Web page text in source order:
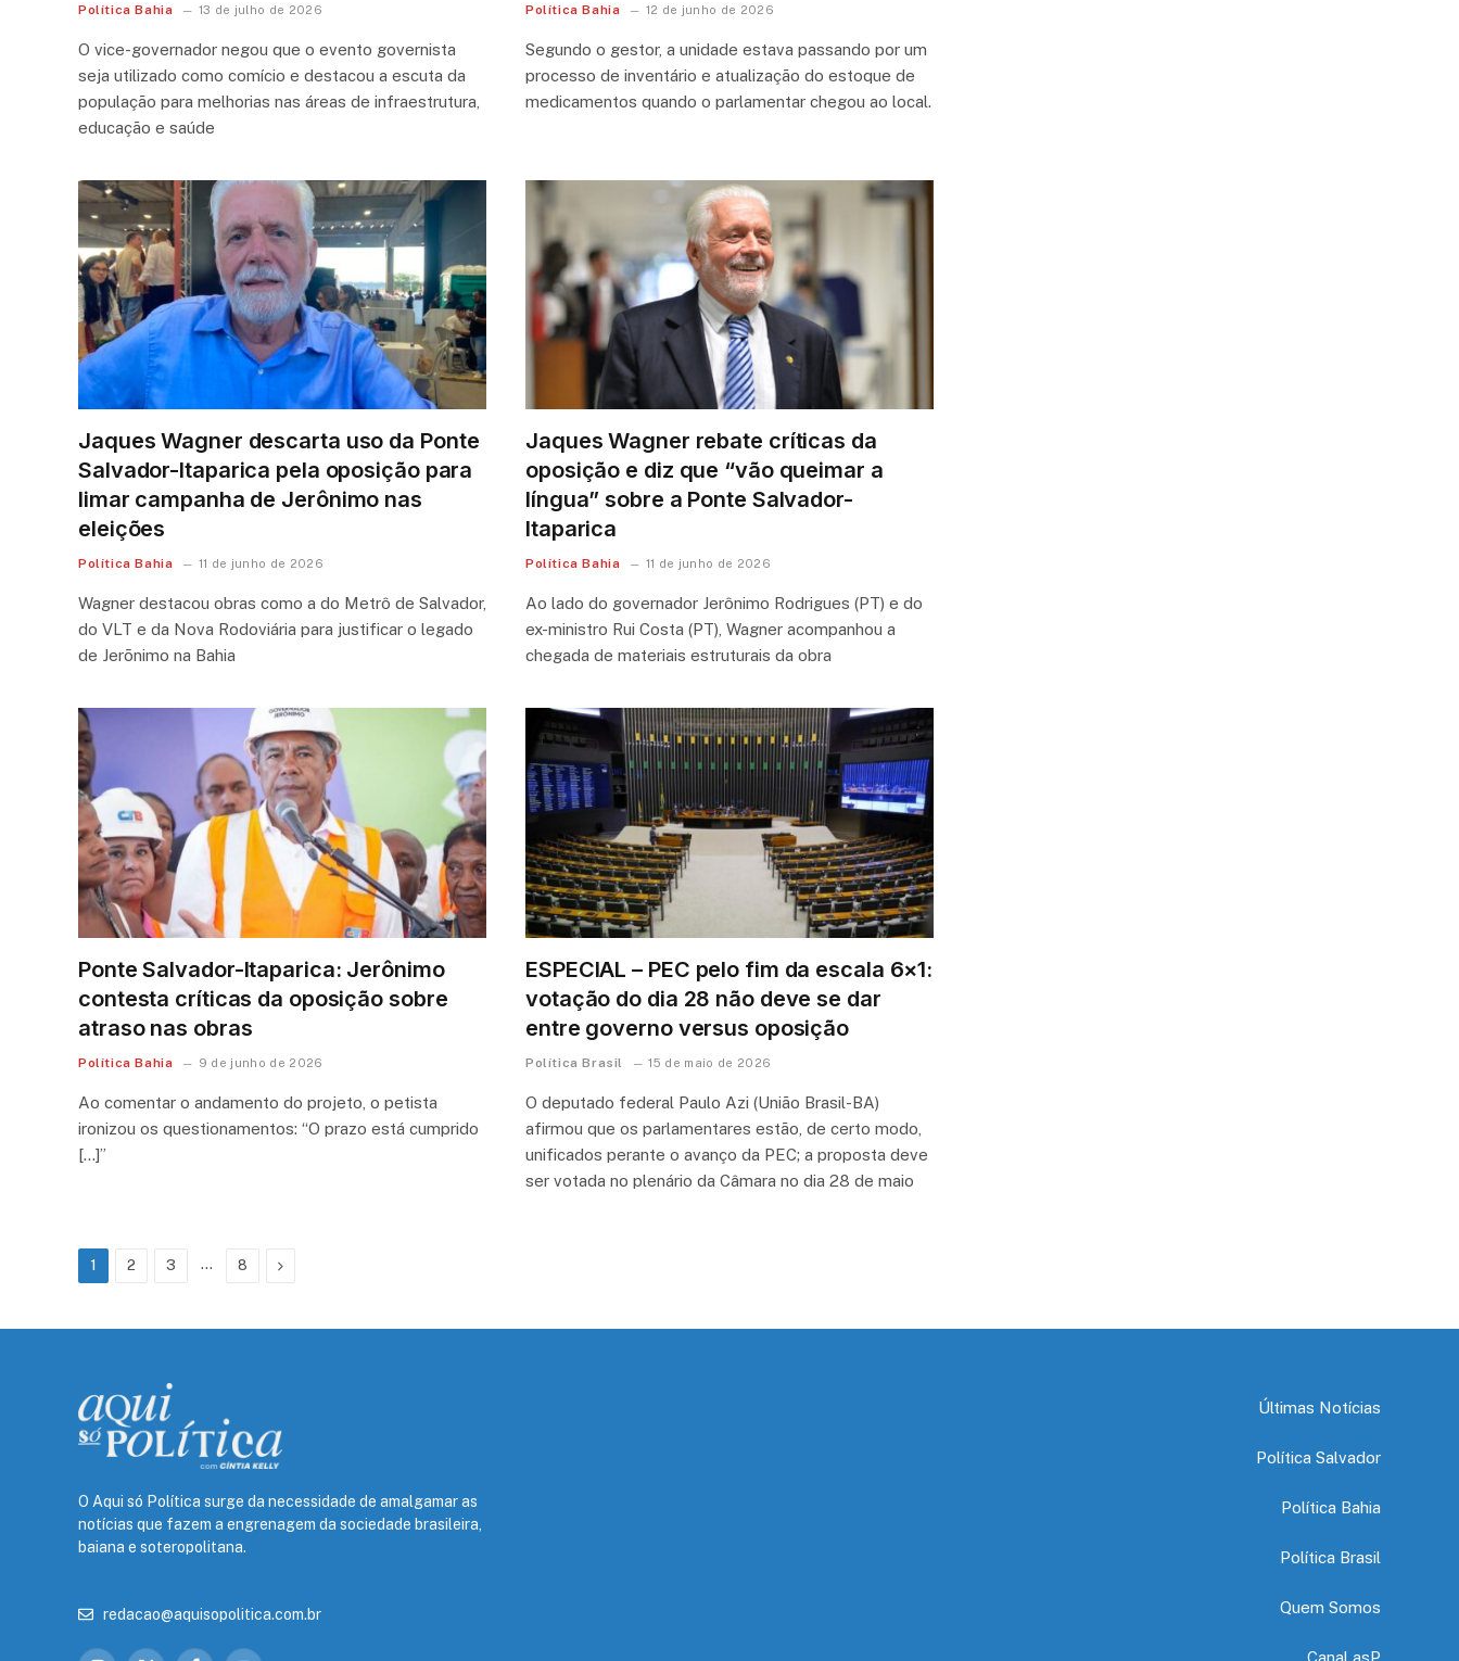
Política Bahia 13 de julho de 2026
O vice-governador negou que o evento governista
seja utilizado como comício e destacou a escuta da
população para melhorias nas áreas de infraestrutura,
educação e saúde
Política Bahia 12 de junho de 2026
Segundo o gestor, a unidade estava passando por um
processo de inventário e atualização do estoque de
medicamentos quando o parlamentar chegou ao local.
Jaques Wagner descarta uso da Ponte
Salvador-Itaparica pela oposição para
limar campanha de Jerônimo nas
eleições
Política Bahia 11 de junho de 2026
Wagner destacou obras como a do Metrô de Salvador,
do VLT e da Nova Rodoviária para justificar o legado
de Jerõnimo na Bahia
Jaques Wagner rebate críticas da
oposição e diz que “vão queimar a
língua” sobre a Ponte Salvador-
Itaparica
Política Bahia 11 de junho de 2026
Ao lado do governador Jerônimo Rodrigues (PT) e do
ex-ministro Rui Costa (PT), Wagner acompanhou a
chegada de materiais estruturais da obra
Ponte Salvador-Itaparica: Jerônimo
contesta críticas da oposição sobre
atraso nas obras
Política Bahia 9 de junho de 2026
Ao comentar o andamento do projeto, o petista
ironizou os questionamentos: “O prazo está cumprido
[…]”
ESPECIAL – PEC pelo fim da escala 6×1:
votação do dia 28 não deve se dar
entre governo versus oposição
Política Brasil 15 de maio de 2026
O deputado federal Paulo Azi (União Brasil-BA)
afirmou que os parlamentares estão, de certo modo,
unificados perante o avanço da PEC; a proposta deve
ser votada no plenário da Câmara no dia 28 de maio
1 2 3 … 8 Next
O Aqui só Política surge da necessidade de amalgamar as
notícias que fazem a engrenagem da sociedade brasileira,
baiana e soteropolitana.
redacao@aquisopolitica.com.br
Últimas Notícias
Política Salvador
Política Bahia
Política Brasil
Quem Somos
Canal asP